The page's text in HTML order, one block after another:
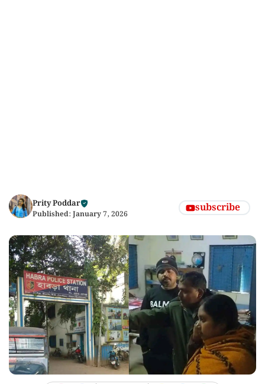
Prity Poddar
Published: January 7, 2026 subscribe